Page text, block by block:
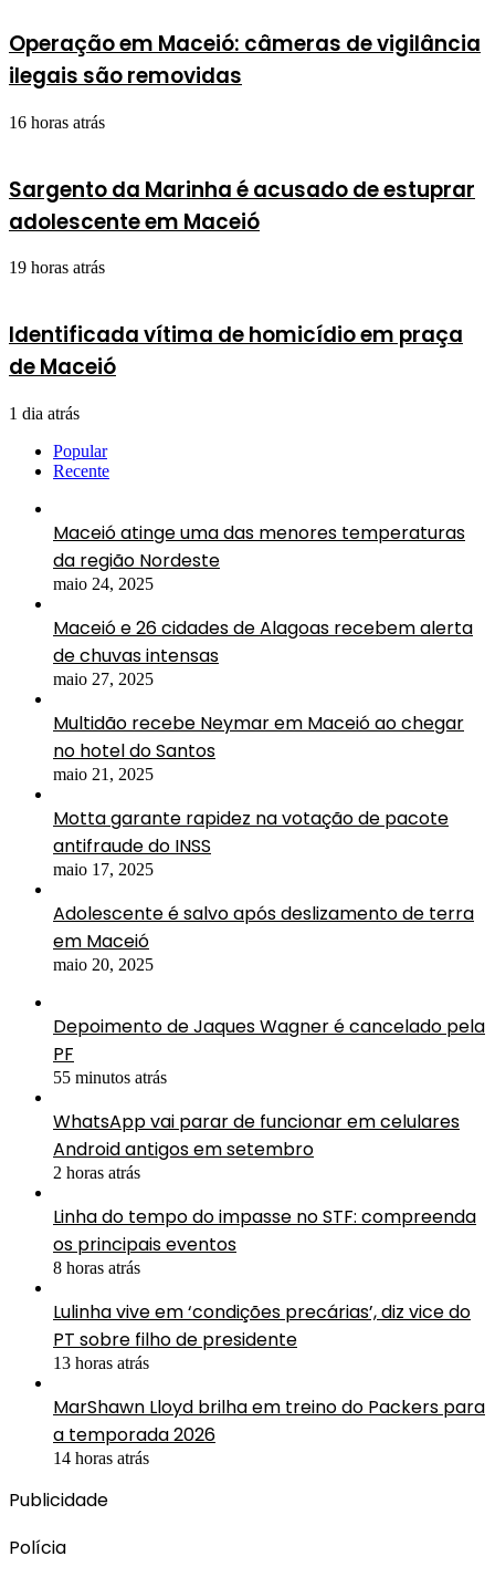
Operação em Maceió: câmeras de vigilância
ilegais são removidas
16 horas atrás
Sargento da Marinha é acusado de estuprar
adolescente em Maceió
19 horas atrás
Identificada vítima de homicídio em praça
de Maceió
1 dia atrás
Popular
Recente
Maceió atinge uma das menores temperaturas
da região Nordeste
maio 24, 2025
Maceió e 26 cidades de Alagoas recebem alerta
de chuvas intensas
maio 27, 2025
Multidão recebe Neymar em Maceió ao chegar
no hotel do Santos
maio 21, 2025
Motta garante rapidez na votação de pacote
antifraude do INSS
maio 17, 2025
Adolescente é salvo após deslizamento de terra
em Maceió
maio 20, 2025
Depoimento de Jaques Wagner é cancelado pela
PF
55 minutos atrás
WhatsApp vai parar de funcionar em celulares
Android antigos em setembro
2 horas atrás
Linha do tempo do impasse no STF: compreenda
os principais eventos
8 horas atrás
Lulinha vive em ‘condições precárias’, diz vice do
PT sobre filho de presidente
13 horas atrás
MarShawn Lloyd brilha em treino do Packers para
a temporada 2026
14 horas atrás
Publicidade
Polícia